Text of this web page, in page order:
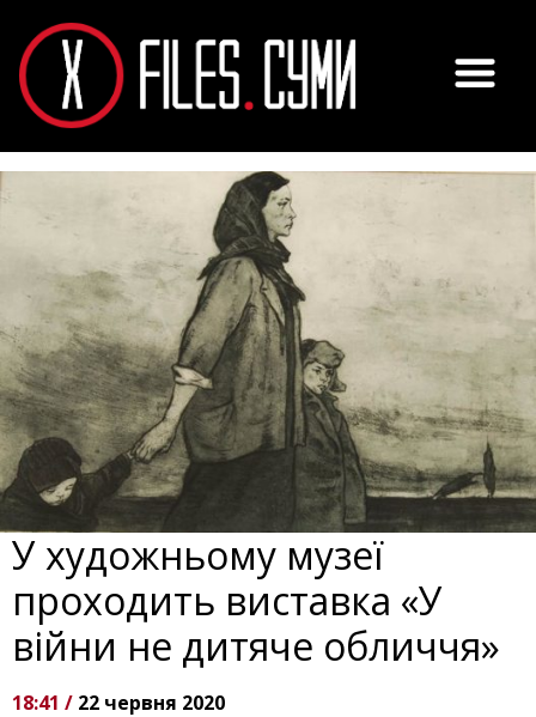
У художньому музеї
проходить виставка «У
війни не дитяче обличчя»
18:41 / 22 червня 2020